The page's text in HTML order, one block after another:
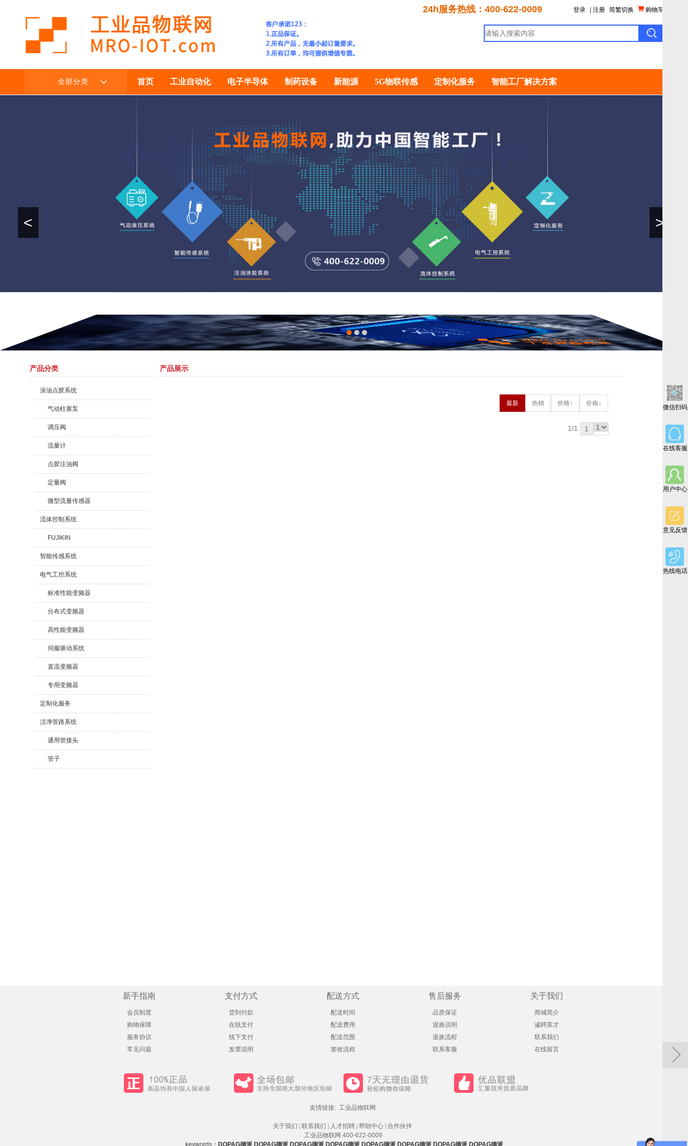
微信扫码
在线客服
用户中心
意见反馈
热线电话
24h服务热线：400-622-0009 登录 注册 简繁切换 购物车
全部分类 首页 工业自动化 电子半导体 制药设备 新能源 5G物联传感 定制化服务 智能工厂解决方案
< >
产品分类
涂油点胶系统
气动柱塞泵
调压阀
流量计
点胶注油阀
定量阀
微型流量传感器
流体控制系统
FUJIKIN
智能传感系统
电气工控系统
标准性能变频器
分布式变频器
高性能变频器
伺服驱动系统
直流变频器
专用变频器
定制化服务
洁净管路系统
通用管接头
管子
产品展示
最新 热销 价格↑ 价格↓
1/1 1
新手指南
会员制度
购物保障
服务协议
常见问题
支付方式
货到付款
在线支付
线下支付
发票说明
配送方式
配送时间
配送费用
配送范围
签收流程
售后服务
品质保证
退换说明
退换流程
联系客服
关于我们
商城简介
诚聘英才
联系我们
在线留言
友情链接: 工业品物联网
关于我们 联系我们 人才招聘 帮助中心 合作伙伴
工业品物联网 400-622-0009
keywords： DOPAG德派 DOPAG德派 DOPAG德派 DOPAG德派 DOPAG德派 DOPAG德派 DOPAG德派 DOPAG德派